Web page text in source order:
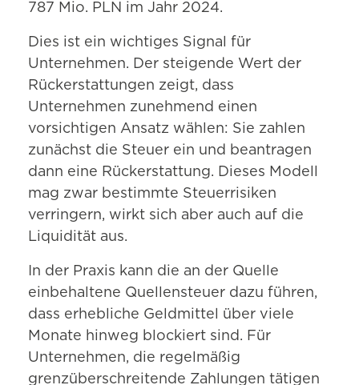
787 Mio. PLN im Jahr 2024.
Dies ist ein wichtiges Signal für
Unternehmen. Der steigende Wert der
Rückerstattungen zeigt, dass
Unternehmen zunehmend einen
vorsichtigen Ansatz wählen: Sie zahlen
zunächst die Steuer ein und beantragen
dann eine Rückerstattung. Dieses Modell
mag zwar bestimmte Steuerrisiken
verringern, wirkt sich aber auch auf die
Liquidität aus.
In der Praxis kann die an der Quelle
einbehaltene Quellensteuer dazu führen,
dass erhebliche Geldmittel über viele
Monate hinweg blockiert sind. Für
Unternehmen, die regelmäßig
grenzüberschreitende Zahlungen tätigen